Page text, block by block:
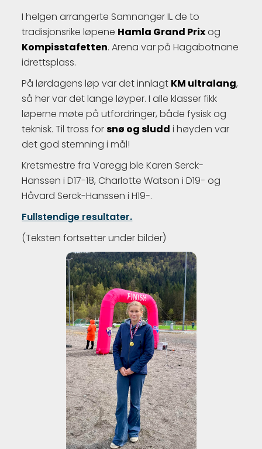
I helgen arrangerte Samnanger IL de to
tradisjonsrike løpene Hamla Grand Prixog
Kompisstafetten. Arena var på Hagabotnane
idrettsplass.
På lørdagens løp var det innlagt KM ultralang,
så her var det lange løyper. I alle klasser fikk
løperne møte på utfordringer, både fysisk og
teknisk. Til tross forsnø og sludd i høyden var
det god stemning i mål!
Kretsmestre fra Varegg ble Karen Serck-
Hanssen i D17-18, Charlotte Watson i D19- og
Håvard Serck-Hanssen i H19-.
Fullstendige resultater.
(Teksten fortsetter under bilder)